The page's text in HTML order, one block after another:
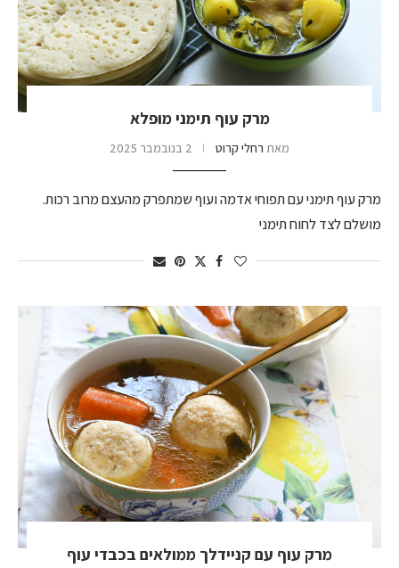
מרק עוף תימני מופלא
מאת רחלי קרוט 2 בנובמבר 2025
מרק עוף תימני עם תפוחי אדמה ועוף שמתפרק מהעצם מרוב רכות.
מושלם לצד לחוח תימני
מרק עוף עם קניידלך ממולאים בכבדי עוף